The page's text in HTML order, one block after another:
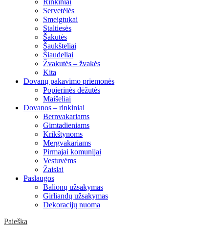
Rinkiniai
Servetėlės
Smeigtukai
Staltiesės
Šakutės
Šaukšteliai
Šiaudeliai
Žvakutės – žvakės
Kita
Dovanų pakavimo priemonės
Popierinės dėžutės
Maišeliai
Dovanos – rinkiniai
Bernvakariams
Gimtadieniams
Krikštynoms
Mergvakariams
Pirmajai komunijai
Vestuvėms
Žaislai
Paslaugos
Balionų užsakymas
Girliandų užsakymas
Dekoracijų nuoma
Paieška